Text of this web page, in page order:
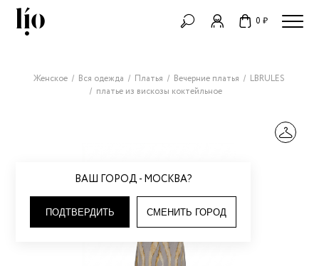
0 ₽
ВАШ ГОРОД - МОСКВА?
ПОДТВЕРДИТЬ СМЕНИТЬ ГОРОД
Женское Вся одежда Платья Вечерние платья
LBRULES
платье из вискозы коктейльное